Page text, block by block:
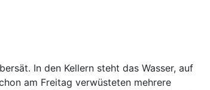
In den Kellern steht das Wasser, auf
am Freitag verwüsteten mehrere